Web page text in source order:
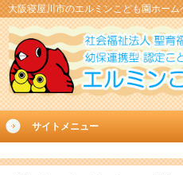
大阪寝屋川市のエルミンこども園ホーム
サイトメニュー